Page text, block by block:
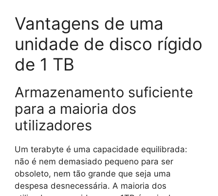
Vantagens de uma
unidade de disco rígido
de 1 TB
Armazenamento suficiente
para a maioria dos
utilizadores
Um terabyte é uma capacidade equilibrada:
não é nem demasiado pequeno para ser
obsoleto, nem tão grande que seja uma
despesa desnecessária. A maioria dos